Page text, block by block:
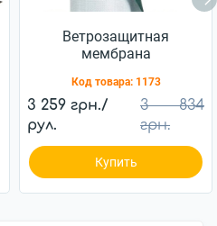
Ветрозащитная
мембрана
85г/м2 (75м2)
Код товара: 1173
3 259 грн./
рул.
3 834
грн.
Купить